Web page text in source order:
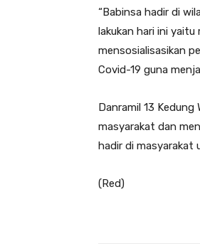
“Babinsa hadir di
lakukan hari ini
mensosialisasikan
Covid-19 guna
Danramil 13
masyarakat dan
hadir di masyarakat
(Red)